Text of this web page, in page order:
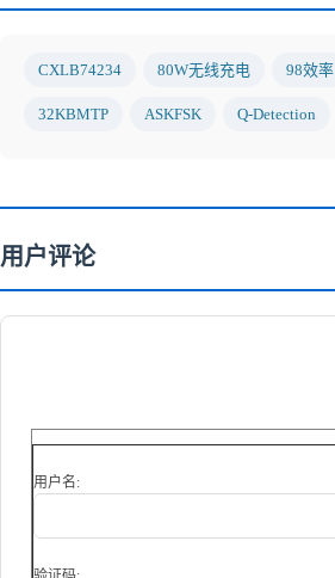
CXLB74234 80W无线充电 98效率
32KBMTP ASKFSK Q-Detection
用户评论
用户名: